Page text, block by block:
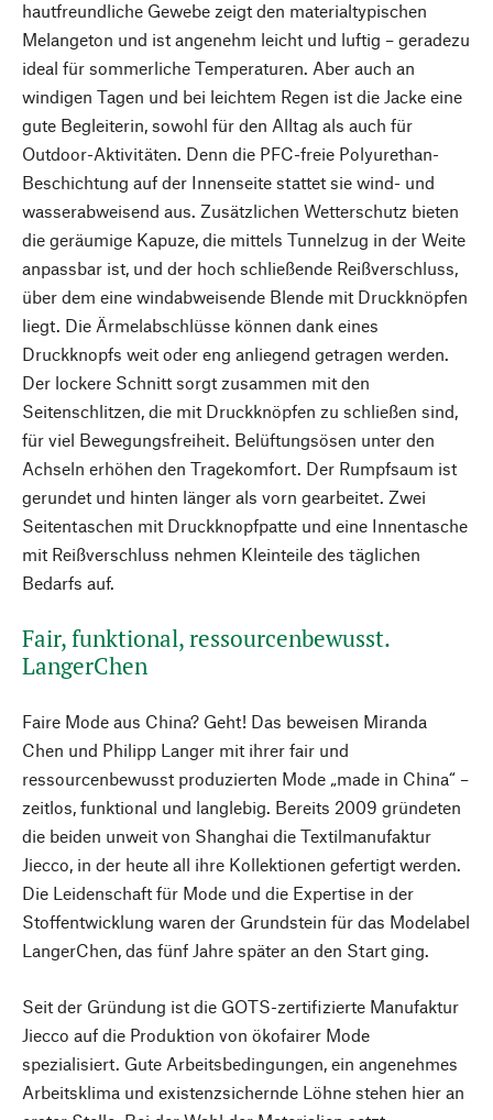
hautfreundliche Gewebe zeigt den materialtypischen
Melangeton und ist angenehm leicht und luftig – geradezu
ideal für sommerliche Temperaturen. Aber auch an
windigen Tagen und bei leichtem Regen ist die Jacke eine
gute Begleiterin, sowohl für den Alltag als auch für
Outdoor-Aktivitäten. Denn die PFC-freie Polyurethan-
Beschichtung auf der Innenseite stattet sie wind- und
wasserabweisend aus. Zusätzlichen Wetterschutz bieten
die geräumige Kapuze, die mittels Tunnelzug in der Weite
anpassbar ist, und der hoch schließende Reißverschluss,
über dem eine windabweisende Blende mit Druckknöpfen
liegt. Die Ärmelabschlüsse können dank eines
Druckknopfs weit oder eng anliegend getragen werden.
Der lockere Schnitt sorgt zusammen mit den
Seitenschlitzen, die mit Druckknöpfen zu schließen sind,
für viel Bewegungsfreiheit. Belüftungsösen unter den
Achseln erhöhen den Tragekomfort. Der Rumpfsaum ist
gerundet und hinten länger als vorn gearbeitet. Zwei
Seitentaschen mit Druckknopfpatte und eine Innentasche
mit Reißverschluss nehmen Kleinteile des täglichen
Bedarfs auf.
Fair, funktional, ressourcenbewusst.
LangerChen
Faire Mode aus China? Geht! Das beweisen Miranda
Chen und Philipp Langer mit ihrer fair und
ressourcenbewusst produzierten Mode „made in China“ –
zeitlos, funktional und langlebig. Bereits 2009 gründeten
die beiden unweit von Shanghai die Textilmanufaktur
Jiecco, in der heute all ihre Kollektionen gefertigt werden.
Die Leidenschaft für Mode und die Expertise in der
Stoffentwicklung waren der Grundstein für das Modelabel
LangerChen, das fünf Jahre später an den Start ging.
Seit der Gründung ist die GOTS-zertifizierte Manufaktur
Jiecco auf die Produktion von ökofairer Mode
spezialisiert. Gute Arbeitsbedingungen, ein angenehmes
Arbeitsklima und existenzsichernde Löhne stehen hier an